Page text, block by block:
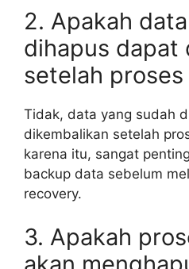
2. Apakah
dihapus dapat
setelah
Tidak, data yang sudah
dikembalikan setelah
karena itu, sangat
backup data sebelum
recovery.
3. Apakah